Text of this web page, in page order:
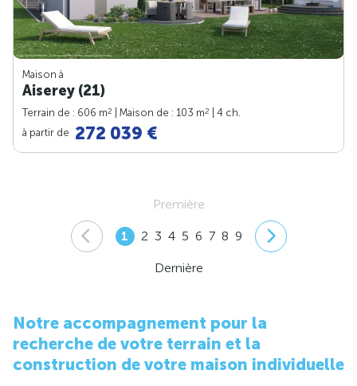
Maison à
Aiserey (21)
Terrain de : 606 m2 | Maison de : 103 m2
| 4 ch.
à partir de 272 039 €
Première
1 2 3 4 5 6 7 8 9
Dernière
Notre accompagnement pour la
recherche de votre terrain et la
construction de votre maison individuelle